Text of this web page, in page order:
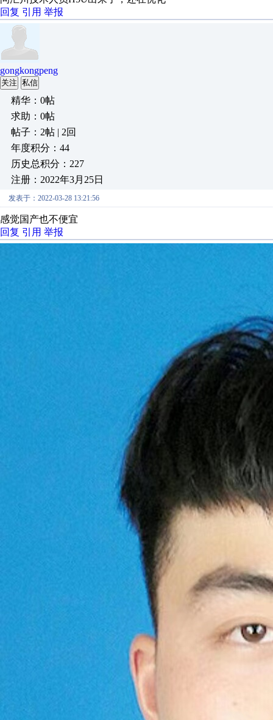
回复 引用 举报
gongkongpeng
关注 私信
精华：0帖
求助：0帖
帖子：2帖 | 2回
年度积分：44
历史总积分：227
注册：2022年3月25日
发表于：2022-03-28 13:21:56
感觉国产也不便宜
回复 引用 举报